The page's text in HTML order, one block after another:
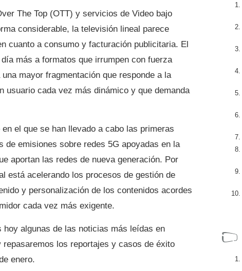
The Top (OTT) y servicios de Video bajo
considerable, la televisión lineal parece
cuanto a consumo y facturación publicitaria. El
más a formatos que irrumpen con fuerza
mayor fragmentación que responde a la
usuario cada vez más dinámico y que demanda
el que se han llevado a cabo las primeras
de emisiones sobre redes 5G apoyadas en la
aportan las redes de nueva generación. Por
está acelerando los procesos de gestión de
y personalización de los contenidos acordes
cada vez más exigente.
hoy algunas de las noticias más leídas en
repasaremos los reportajes y casos de éxito
enero.